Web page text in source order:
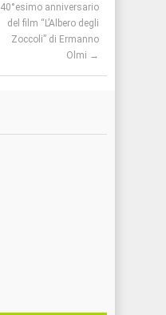
40°esimo anniversario
del film “L’Albero degli
Zoccoli” di Ermanno
Olmi →